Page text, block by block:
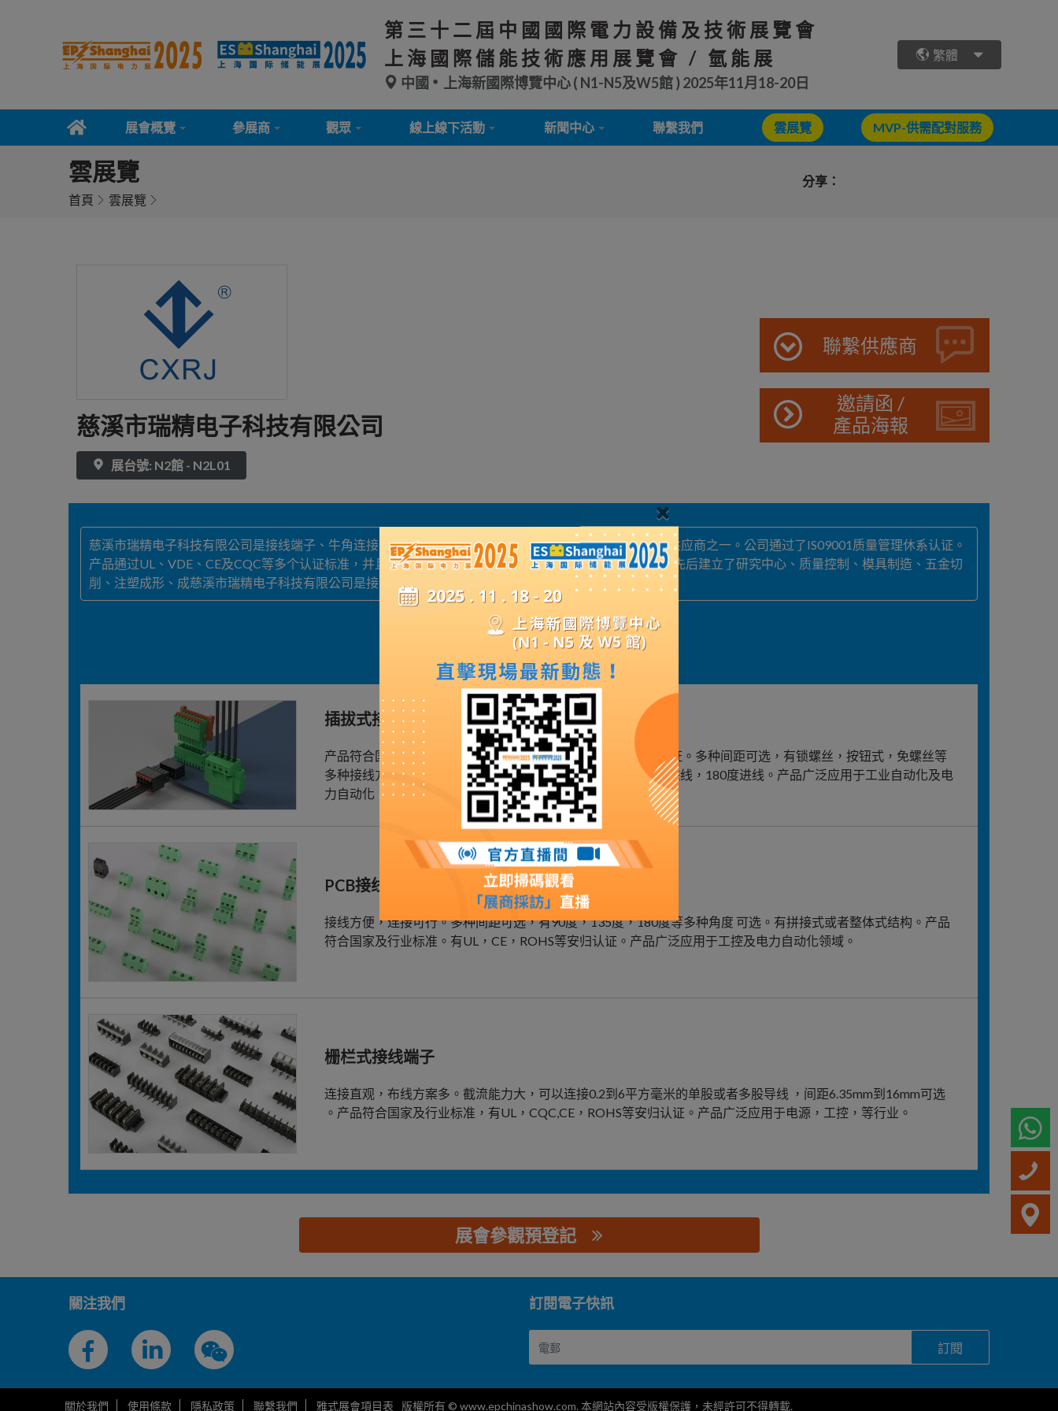
第三十二屆中國國際電力設備及技術展覽會
上海國際儲能技術應用展覽會 / 氫能展
中國 上海新國際博覽中心 ( N1-N5及W5館 ) 2025年11月18-20日
繁體
展會概覽 參展商 觀眾 線上線下活動 新聞中心 聯繫我們 雲展覽 MVP-供需配對服務
雲展覽
首頁 雲展覽
分享：
慈溪市瑞精电子科技有限公司
展台號: N2館 - N2L01
聯繫供應商
邀請函 /
產品海報
慈溪市瑞精电子科技有限公司是接线端子、牛角连接器和拨码开关的专业制造商。是亚洲主要的接线端子供应商之一。公司通过了IS09001质量管理休系认证。
产品通过UL、VDE、CE及CQC等多个认证标准，并且符合欧盟RoHS指令环保要求。 公司的发展过程中，先后建立了研究中心、质量控制、模具制造、五金切
削、注塑成形、成慈溪市瑞精电子科技有限公司是接线端子、牛角连接器和拨码开关的专业制造商。
展品詳情
插拔式接线端子
产品符合国家及行业标准，有UL，CQC，CE，ROHS等安归认证。多种间距可选，有锁螺丝，按钮式，免螺丝等
多种接线方案，产品可根据客户使用环境选择45度进线，90度进线，180度进线。产品广泛应用于工业自动化及电
力自动化，能源，轨道交通等行业。
PCB接线端子
接线方便，连接可行。多种间距可选，有90度，135度，180度等多种角度 可选。有拼接式或者整体式结构。产品
符合国家及行业标准。有UL，CE，ROHS等安归认证。产品广泛应用于工控及电力自动化领域。
栅栏式接线端子
连接直观，布线方案多。截流能力大，可以连接0.2到6平方毫米的单股或者多股导线 ，间距6.35mm到16mm可选
。产品符合国家及行业标准，有UL，CQC,CE，ROHS等安归认证。产品广泛应用于电源，工控，等行业。
展會參觀預登記
關注我們 訂閱電子快訊
訂閱
關於我們 使用條款 隱私政策 聯繫我們 雅式展會項目表 版權所有 © www.epchinashow.com. 本網站內容受版權保護，未經許可不得轉載.